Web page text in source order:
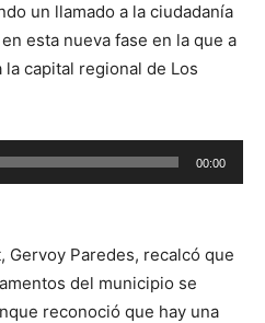
un llamado a la ciudadanía
esta nueva fase en la que a
capital regional de Los
00:00
Gervoy Paredes, recalcó que
del municipio se
reconoció que hay una